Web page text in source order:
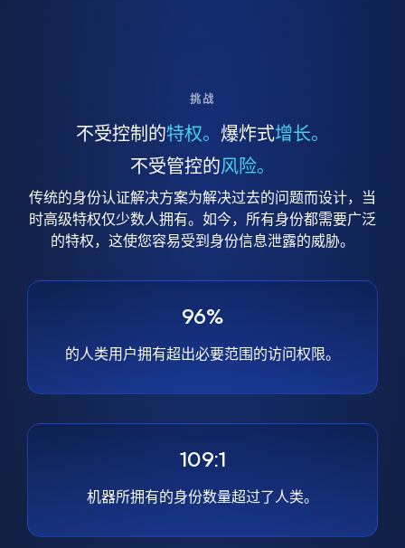
挑战
不受控制的特权。 爆炸式增长。
不受管控的风险。
传统的身份认证解决方案为解决过去的问题而设计，当
时高级特权仅少数人拥有。如今，所有身份都需要广泛
的特权，这使您容易受到身份信息泄露的威胁。
96%
的人类用户拥有超出必要范围的访问权限。
109:1
机器所拥有的身份数量超过了人类。